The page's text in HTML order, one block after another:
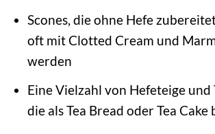
Scones, die ohne Hefe
oft mit Clotted Cream und
werden
Eine Vielzahl von Hefeteige und
die als Tea Bread oder Tea